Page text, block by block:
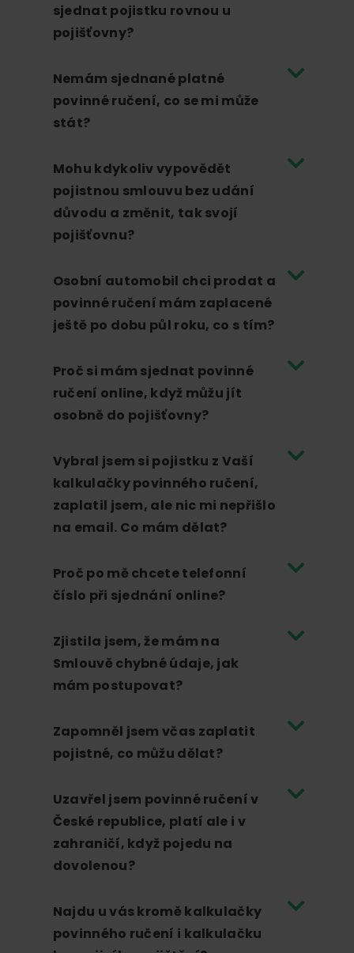
sjednat pojistku rovnou u
pojišťovny?
Nemám sjednané platné
povinné ručení, co se mi může
stát?
Mohu kdykoliv vypovědět
pojistnou smlouvu bez udání
důvodu a změnit, tak svojí
pojišťovnu?
Osobní automobil chci prodat a
povinné ručení mám zaplacené
ještě po dobu půl roku, co s tím?
Proč si mám sjednat povinné
ručení online, když můžu jít
osobně do pojišťovny?
Vybral jsem si pojistku z Vaší
kalkulačky povinného ručení,
zaplatil jsem, ale nic mi nepřišlo
na email. Co mám dělat?
Proč po mě chcete telefonní
číslo při sjednání online?
Zjistila jsem, že mám na
Smlouvě chybné údaje, jak
mám postupovat?
Zapomněl jsem včas zaplatit
pojistné, co můžu dělat?
Uzavřel jsem povinné ručení v
České republice, platí ale i v
zahraničí, když pojedu na
dovolenou?
Najdu u vás kromě kalkulačky
povinného ručení i kalkulačku